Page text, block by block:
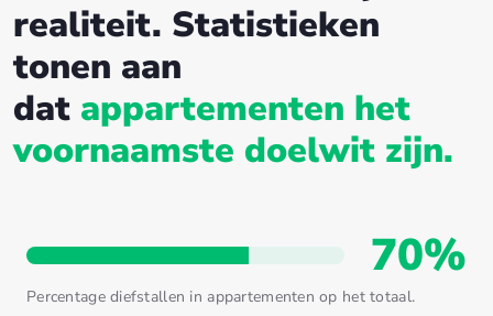
realiteit. Statistieken
tonen aan
dat appartementen het
voornaamste doelwit zijn.
70%
Percentage diefstallen in appartementen op het totaal.